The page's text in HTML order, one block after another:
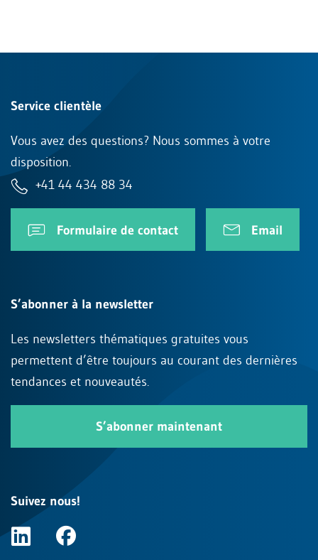
Service clientèle
Vous avez des questions? Nous sommes à votre
disposition.
+41 44 434 88 34
Formulaire de contact Email
S’abonner à la newsletter
Les newsletters thématiques gratuites vous
permettent d’être toujours au courant des dernières
tendances et nouveautés.
S’abonner maintenant
Suivez nous!